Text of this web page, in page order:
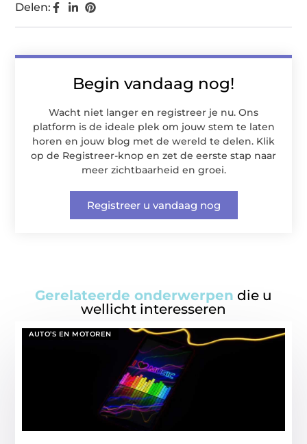
Begin vandaag nog!
Wacht niet langer en registreer je nu. Ons
platform is de ideale plek om jouw stem te laten
horen en jouw blog met de wereld te delen. Klik
op de Registreer-knop en zet de eerste stap naar
meer zichtbaarheid en groei.
Registreer u vandaag nog
Delen:
Gerelateerde onderwerpen die u
wellicht interesseren
AUTO’S EN MOTOREN